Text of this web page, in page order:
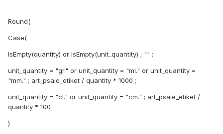
Round(
Case(
IsEmpty(quantity) or IsEmpty(unit_quantity) ; "" ;
unit_quantity = "gr." or unit_quantity = "ml." or unit_quantity =
"mm." ; art_psale_etiket / quantity * 1000 ;
unit_quantity = "cl." or unit_quantity = "cm." ; art_psale_etiket /
quantity * 100
)